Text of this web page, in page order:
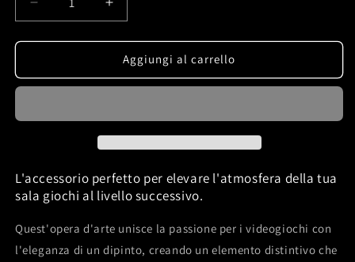
Diminuisci
quantità
per
box
Nintendo
Aumenta
quantità
per
shadow
box
Nintendo
Aggiungi al carrello
L'accessorio perfetto per elevare l'atmosfera della tua
sala giochi al livello successivo.
Quest'opera d'arte unisce la passione per i videogiochi con
l'eleganza di un dipinto, creando un elemento distintivo che